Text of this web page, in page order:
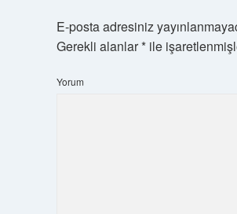
E-posta adresiniz
Gerekli alanlar*ile
Yorum